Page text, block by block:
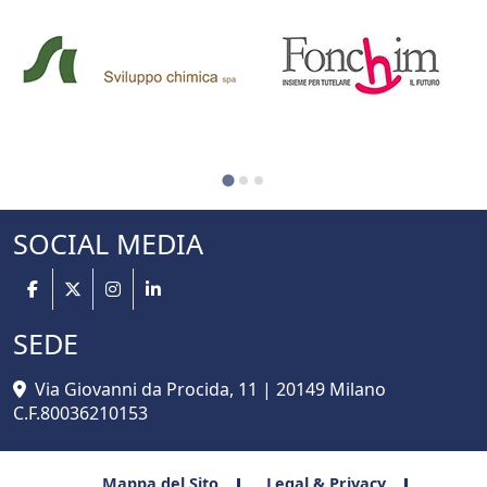
SOCIAL MEDIA
SEDE
Via Giovanni da Procida, 11 | 20149 Milano
C.F.80036210153